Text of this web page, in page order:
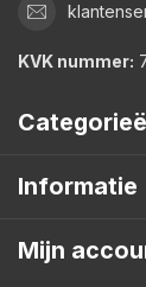
KVK nummer:
Informatie
Mijn